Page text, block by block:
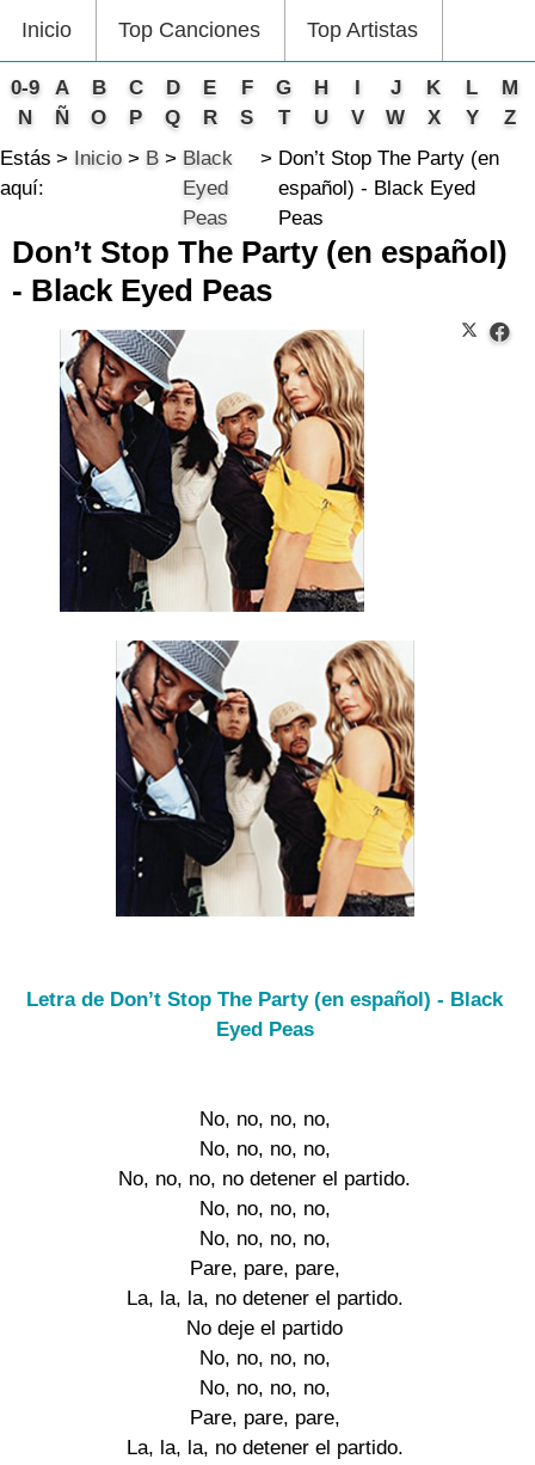
Inicio Top Canciones Top Artistas
0-9 A B C D E F G H I J K L
M
N
Ñ O P Q R S T U V W X Y
Z
Estás
aquí:
Inicio B
Black
Eyed
Peas
Don’t Stop The Party (en
español) - Black Eyed
Peas
Don’t Stop The Party (en español)
- Black Eyed Peas
Letra de Don’t Stop The Party (en español) - Black
Eyed Peas
No, no, no, no,
No, no, no, no,
No, no, no, no detener el partido.
No, no, no, no,
No, no, no, no,
Pare, pare, pare,
La, la, la, no detener el partido.
No deje el partido
No, no, no, no,
No, no, no, no,
Pare, pare, pare,
La, la, la, no detener el partido.